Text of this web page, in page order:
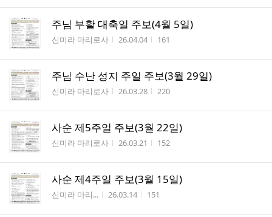
주님 부활 대축일 주보(4월 5일)
작성자
신미라 마리로사 작성시간
26.04.04 조회수
161
주님 수난 성지 주일 주보(3월 29일)
작성자
신미라 마리로사 작성시간
26.03.28 조회수
220
사순 제5주일 주보(3월 22일)
작성자
신미라 마리로사 작성시간
26.03.21 조회수
152
사순 제4주일 주보(3월 15일)
작성자
신미라 마리... 작성시간
26.03.14 조회수
151